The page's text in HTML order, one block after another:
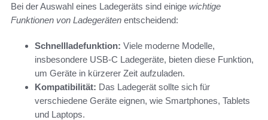
Bei der Auswahl eines Ladegeräts sind einige wichtige
Funktionen von Ladegeräten entscheidend:
Schnellladefunktion: Viele moderne Modelle,
insbesondere USB-C Ladegeräte, bieten diese Funktion,
um Geräte in kürzerer Zeit aufzuladen.
Kompatibilität: Das Ladegerät sollte sich für
verschiedene Geräte eignen, wie Smartphones, Tablets
und Laptops.